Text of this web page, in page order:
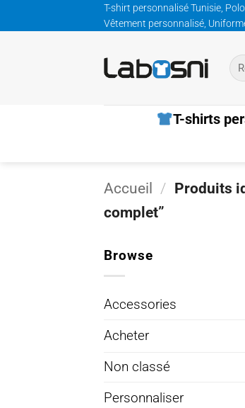
au
T-shirt personnalisé Tunisie,
Vêtement personnalisé,
T-shirts
Accueil / Produits
complet”
Browse
Accessories
Acheter
Non classé
Personnaliser